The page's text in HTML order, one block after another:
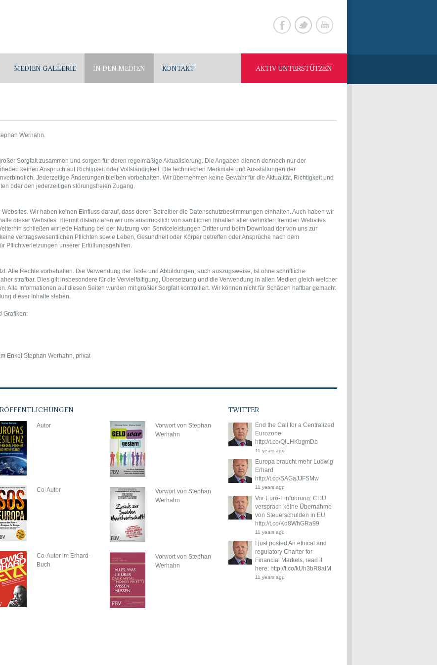
MEDIEN GALLERIE IN DEN MEDIEN KONTAKT AKTIV UNTERSTÜTZEN
Werhahn.
Sorgfalt zusammen und sorgen für deren regelmäßige Aktualisierung. Die Angaben dienen dennoch nur der
keinen Anspruch auf Richtigkeit oder Vollständigkeit. Die technischen Merkmale und Ausstattungen der
Jederzeitige Änderungen bleiben vorbehalten. Wir übernehmen keine Gewähr für die Aktualität, Richtigkeit und
oder den jederzeitigen störungsfreien Zugang.
Wir haben keinen Einfluss darauf, dass deren Betreiber die Datenschutzbestimmungen einhalten. Auch haben wir
dieser Websites. Hiermit distanzieren wir uns ausdrücklich von sämtlichen Inhalten aller verlinkten fremden Websites
schließen wir jede Haftung bei der Nutzung von Serviceleistungen Dritter und beim Download der von uns zur
vertragswesentlichen Pflichten sowie Leben, Gesundheit oder Körper betreffen oder Ansprüche nach dem
Pflichtverletzungen unserer Erfüllungsgehilfen.
Alle Rechte vorbehalten. Die Verwendung der Texte und Abbildungen, auch auszugsweise, ist ohne schriftliche
strafbar. Dies gilt insbesondere für die Vervielfältigung, Übersetzung und die Verwendung in allen Medien gleich welcher
Alle Informationen auf diesen Seiten wurden mit größter Sorgfalt kontrolliert. Wir können nicht für Schäden haftbar gemacht
dieser Inhalte stehen.
Grafiken:
Enkel Stephan Werhahn, privat
Autor
Co-Autor
Co-Autor im Erhard-
Buch
Vorwort von Stephan
Werhahn
Vorwort von Stephan
Werhahn
Vorwort von Stephan
Werhahn
TWITTER
End the Call for a Centralized
Eurozone
http://t.co/QlLHKbgmDb
11 years ago
Europa braucht mehr Ludwig
Erhard
http://t.co/SAGaJJFSMw
11 years ago
Vor Euro-Einführung: CDU
versprach keine Übernahme
von Steuerschulden in EU
http://t.co/Kd8WhGRa99
11 years ago
I just posted An ethical and
regulatory Charter for
Financial Markets, read it
here: http://t.co/kUh3bR8aIM
11 years ago